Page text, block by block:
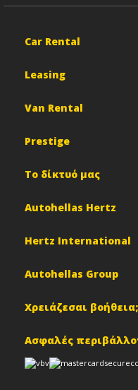
Car Rental
Leasing
Van Rental
Prestige
Το δίκτυό μας
Autohellas Hertz
Hertz International
Autohellas Group
Χρειάζεσαι βοήθεια;
Ασφαλές